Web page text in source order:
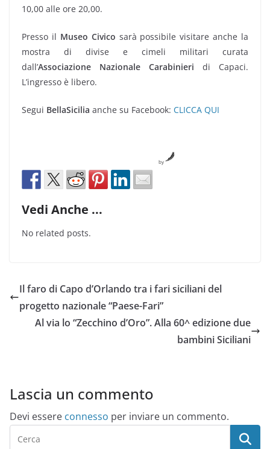
10,00 alle ore 20,00.
Presso il Museo Civico sarà possibile visitare anche la
mostra di divise e cimeli militari curata
dall’Associazione Nazionale Carabinieri di Capaci.
L’ingresso è libero.
Segui BellaSicilia anche su Facebook: CLICCA QUI
by
Vedi Anche ...
No related posts.
Il faro di Capo d’Orlando tra i fari siciliani del
progetto nazionale “Paese-Fari”
Al via lo “Zecchino d’Oro”. Alla 60^ edizione due
bambini Siciliani
Lascia un commento
Devi essere connesso per inviare un commento.